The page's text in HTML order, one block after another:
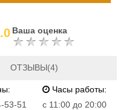
Ваша оценка
ОТЗЫВЫ(4)
53-51
Часы работы:
c 11:00 до 20:00